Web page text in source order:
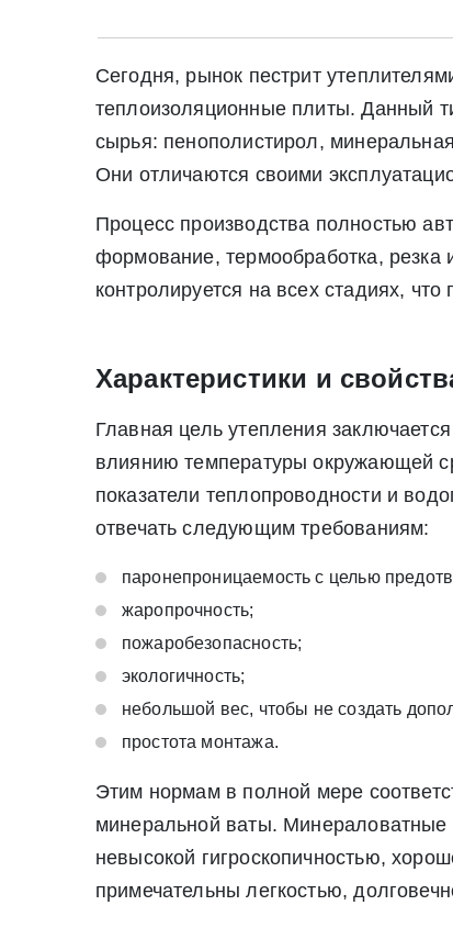
Сегодня, рынок пестрит
теплоизоляционные плиты. Данный
сырья: пенополистирол,
Они отличаются своими
Процесс производства полностью
формование, термообработка, резка
контролируется на всех стадиях,
Характеристики и
Главная цель утепления
влиянию температуры окружающей
показатели теплопроводности и
отвечать следующим требованиям:
паронепроницаемость с целью
жаропрочность;
пожаробезопасность;
экологичность;
небольшой вес, чтобы не создать
простота монтажа.
Этим нормам в полной мере
минеральной ваты. Минераловатные
невысокой гигроскопичностью,
примечательны легкостью,
Нажимая на кнопку «Отправить заявку»
июля 2006 г. N 152-ФЗ «О
* - обязательные поля для заполнения
Прикрепить файл (до 20 mb)
Нажимая на кнопку «Отправить заявку» Вы даете